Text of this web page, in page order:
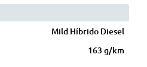
Mild Híbrido Diesel
163 g/km